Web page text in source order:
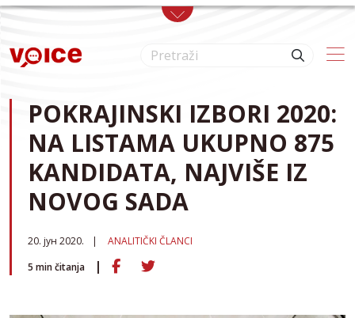
Skip to main content
POKRAJINSKI IZBORI 2020:
NA LISTAMA UKUPNO 875
KANDIDATA, NAJVIŠE IZ
NOVOG SADA
20. јун 2020.
ANALITIČKI ČLANCI
5 min čitanja